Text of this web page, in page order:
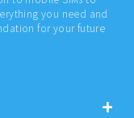
you need and
for your future